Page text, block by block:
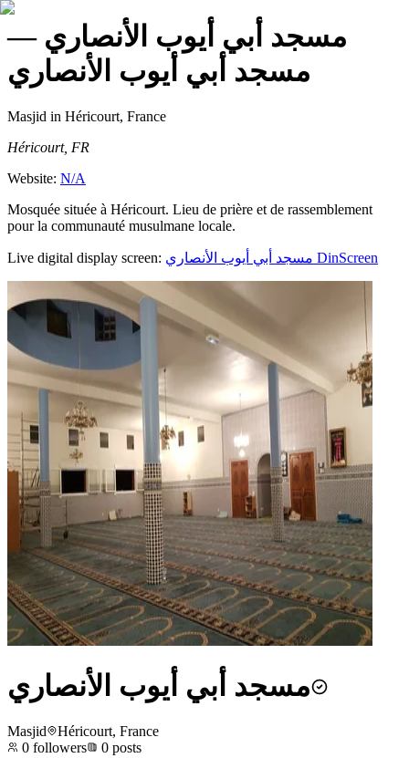
مسجد أبي أيوب الأنصاري —
مسجد أبي أيوب الأنصاري
Masjid in Héricourt, France
Héricourt, FR
Website: N/A
Mosquée située à Héricourt. Lieu de prière et de rassemblement
pour la communauté musulmane locale.
Live digital display screen: مسجد أبي أيوب الأنصاري DinScreen
مسجد أبي أيوب الأنصاري
Masjid
Héricourt, France
0 followers 0 posts